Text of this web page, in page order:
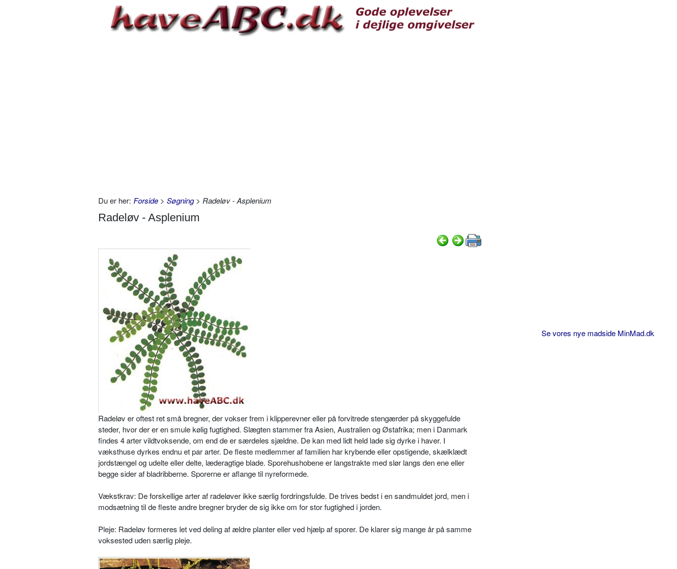
Du er her: Forside > Søgning> Radeløv - Asplenium
Radeløv - Asplenium
Radeløv er oftest ret små bregner, der vokser frem i klipperevner eller på forvitrede stengærder på skyggefulde
steder, hvor der er en smule kølig fugtighed. Slægten stammer fra Asien, Australien og Østafrika; men i Dan­mark
findes 4 arter vildtvoksende, om end de er særdeles sjældne. De kan med lidt held lade sig dyrke i haver. I
væksthuse dyrkes endnu et par arter. De fleste medlemmer af familien har krybende eller opstigende, skælklædt
jordstængel og udelte eller delte, læ­deragtige blade. Sporehushobene er langstrakte med slør langs den ene eller
begge sider af bladribberne. Spo­rerne er aflange til nyreformede.
Vækstkrav: De forskellige arter af ra­deløver ikke særlig fordringsfulde. De trives bedst i en sandmuldet jord, men i
modsætning til de fleste andre breg­ner bryder de sig ikke om for stor fugtighed i jorden.
Pleje: Radeløv formeres let ved deling af ældre planter eller ved hjælp af sporer. De klarer sig mange år på samme
voksested uden særlig pleje.
Se vores nye madside MinMad.dk